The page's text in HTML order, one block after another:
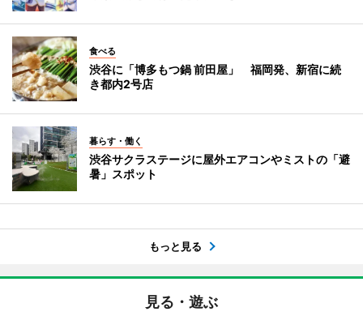
食べる
渋谷に「博多もつ鍋 前田屋」 福岡発、新宿に続
き都内2号店
暮らす・働く
渋谷サクラステージに屋外エアコンやミストの「避
暑」スポット
もっと見る
見る・遊ぶ